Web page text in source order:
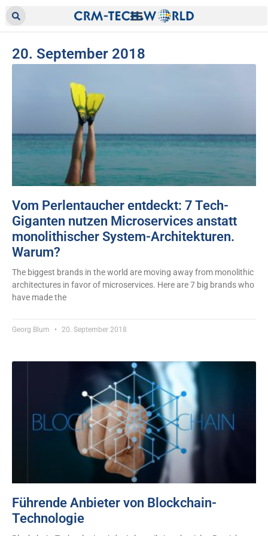
20. September 2018
Vom Perlentaucher entdeckt: 7 Tech-
Giganten nutzen Microservices anstatt
monolithischer System-Architekturen.
Warum?
The biggest brands in the world are moving away from monolithic
architectures in favor of microservices. Here are 7 big brands who
have made the
Georg Blum 20. September 2018
Führende Anbieter von Blockchain-
Technologie